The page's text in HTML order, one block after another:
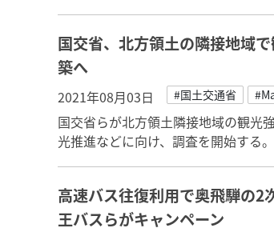
国交省、北方領土の隣接地域
築へ
2021年08月03日 #国土交通省
国交省らが北方領土隣接地域の観光
光推進などに向け、調査を開始する。
高速バス往復利用で奥飛騨の2
王バスらがキャンペーン